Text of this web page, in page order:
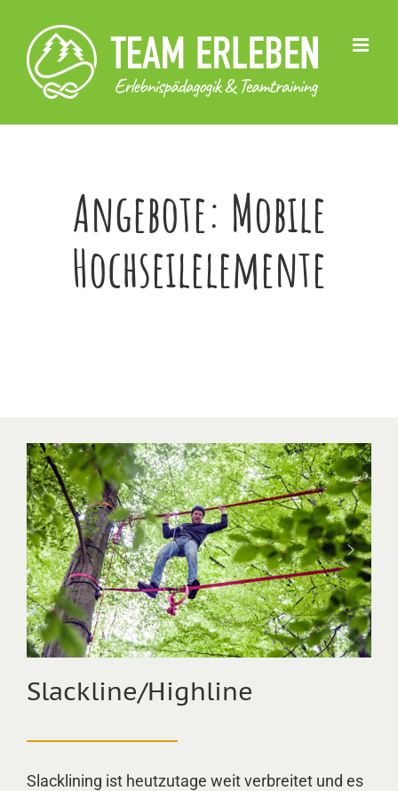
content
Angebote: Mobile
Hochseilelemente
Slackline/Highline
Slacklining ist heutzutage weit verbreitet und es